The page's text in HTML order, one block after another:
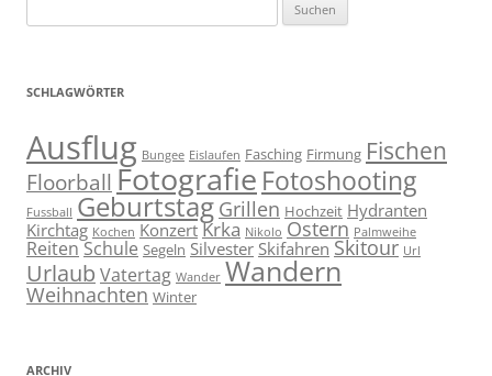
nach:
SCHLAGWÖRTER
Ausflug Bungee Eislaufen Fasching Firmung Fischen
Floorball Fotografie Fotoshooting
Fussball Geburtstag Grillen Hochzeit Hydranten
Kirchtag Kochen Konzert Krka Nikolo Ostern Palmweihe
Reiten Schule Segeln Silvester Skifahren Skitour Url
Urlaub Vatertag Wander Wandern
Weihnachten Winter
ARCHIV